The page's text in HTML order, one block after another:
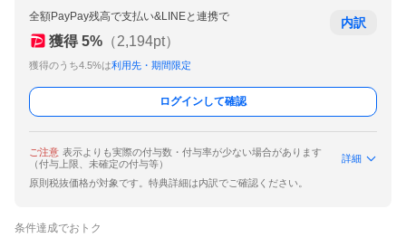
全額PayPay残高で支払い&LINEと連携で
獲得 5% （2,194pt）
獲得のうち4.5%は利用先・期間限定
内訳
ログインして確認
ご注意 表示よりも実際の付与数・付与率が少ない場合があります
（付与上限、未確定の付与等）
詳細
原則税抜価格が対象です。特典詳細は内訳でご確認ください。
条件達成でおトク